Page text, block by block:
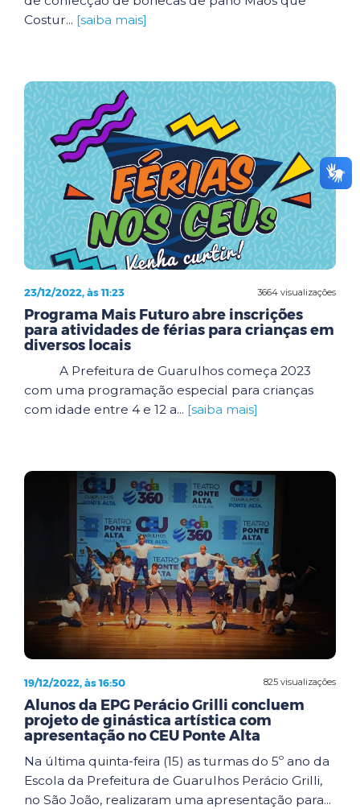
Costur... [saiba mais]
3664 visualizações
23/12/2022, às 11:23
Programa Mais Futuro abre inscrições
para atividades de férias para crianças em
diversos locais
A Prefeitura de Guarulhos começa 2023
com uma programação especial para crianças
com idade entre 4 e 12 a... [saiba mais]
825 visualizações
19/12/2022, às 16:50
Alunos da EPG Perácio Grilli concluem
projeto de ginástica artística com
apresentação no CEU Ponte Alta
Na última quinta-feira (15) as turmas do 5º ano da
Escola da Prefeitura de Guarulhos Perácio Grilli,
no São João, realizaram uma apresentação para...